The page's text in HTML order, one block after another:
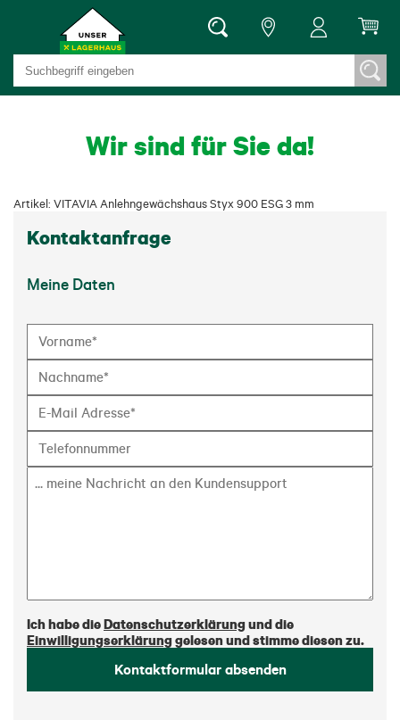
Wir sind für Sie da!
Artikel: VITAVIA Anlehngewächshaus Styx 900 ESG 3 mm
Kontaktanfrage
Meine Daten
Ich habe dieDatenschutzerklärungund die
Einwilligungserklärunggelesen und stimme diesen zu.
Kontaktformular absenden